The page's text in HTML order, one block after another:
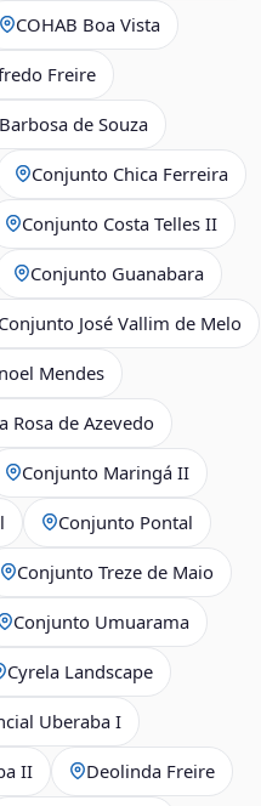
COHAB Boa Vista
Freire
de Souza
Conjunto Chica Ferreira
Conjunto Costa Telles II
Conjunto Guanabara
Conjunto José Vallim de Melo
Mendes
Rosa de Azevedo
Conjunto Maringá II
Conjunto Pontal
Conjunto Treze de Maio
Conjunto Umuarama
Cyrela Landscape
Uberaba I
II Deolinda Freire